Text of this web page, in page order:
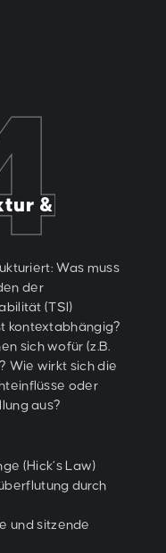
&
Was muss
der
(TSI)
kontextabhängig?
sich wofür (z.B.
Wie wirkt sich die
oder
aus?
(Hick’s Law)
durch
und sitzende